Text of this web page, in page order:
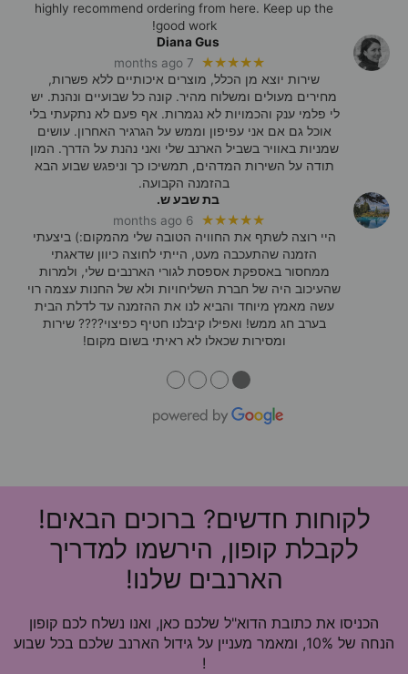
highly recommend ordering from here. Keep up the
good work!
Diana Gus
★★★★★
7 months ago
שירות יוצא מן הכלל, מוצרים איכותיים ללא פשרות,
מחירים מעולים ומשלוח מהיר. קונה כל שבועיים ונהנת. יש
לי פלמי ענק והכמויות לא נגמרות. אף פעם לא נתקעתי בלי
אוכל גם אם אני עפיפון וממש על הגרגיר האחרון. עושים
שמניות באוויר בשביל הארנב שלי ואני נהנת על הדרך. המון
תודה על השירות המדהים, תמשיכו כך וניפגש שבוע הבא
בהזמנה הקבועה.
בת שבע ש.
★★★★★
6 months ago
היי רוצה לשתף את החוויה הטובה שלי מהמקום:) ביצעתי
הזמנה שהתעכבה מעט, הייתי לחוצה כיוון שדאגתי
ממחסור באספקת אספסת לגורי הארנבים שלי, ולמרות
שהעיכוב היה של חברת השליחויות ולא של החנות עצמה רוי
עשה מאמץ מיוחד והביא לנו את ההזמנה עד לדלת הבית
בערב חג ממש! ואפילו קיבלנו חטיף כפיצוי???? שירות
ומסירות שכאלו לא ראיתי בשום מקום!
●
●
●
●
לקוחות חדשים? ברוכים הבאים!
לקבלת קופון, הירשמו למדריך
הארנבים שלנו!
הכניסו את כתובת הדוא"ל שלכם כאן, ואנו נשלח לכם קופון
הנחה של 10%, ומאמר מעניין על גידול הארנב שלכם בכל שבוע
!